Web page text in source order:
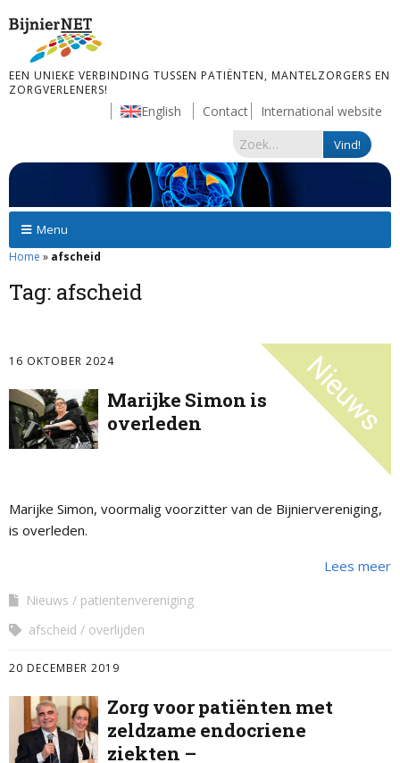
EEN UNIEKE VERBINDING TUSSEN PATIËNTEN, MANTELZORGERS EN
ZORGVERLENERS!
English Contact International website
Menu
Home » afscheid
Tag: afscheid
16 OKTOBER 2024
Marijke Simon is
overleden
Marijke Simon, voormalig voorzitter van de Bijniervereniging,
is overleden.
Lees meer
Nieuws
patientenvereniging
afscheid
overlijden
20 DECEMBER 2019
Zorg voor patiënten met
zeldzame endocriene
ziekten –